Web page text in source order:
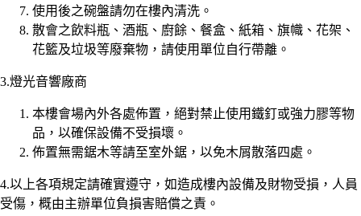
使用後之碗盤請勿在樓內清洗。
散會之飲料瓶、酒瓶、廚餘、餐盒、紙箱、旗幟、花架、
花籃及垃圾等廢棄物，請使用單位自行帶離。
3.燈光音響廠商
本樓會場內外各處佈置，絕對禁止使用鐵釘或強力膠等物
品，以確保設備不受損壞。
佈置無需鋸木等請至室外鋸，以免木屑散落四處。
4.以上各項規定請確實遵守，如造成樓內設備及財物受損，人員
受傷，概由主辦單位負損害賠償之責。